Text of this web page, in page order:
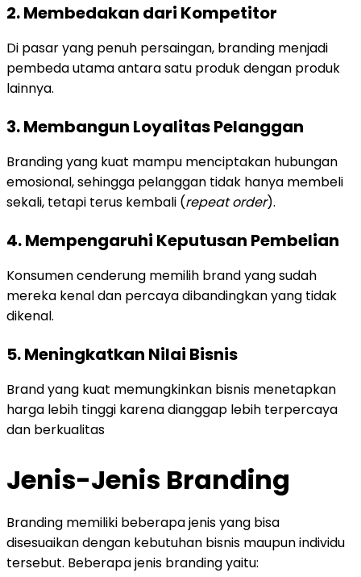
2. Membedakan dari Kompetitor
Di pasar yang penuh persaingan, branding menjadi
pembeda utama antara satu produk dengan produk
lainnya.
3. Membangun Loyalitas Pelanggan
Branding yang kuat mampu menciptakan hubungan
emosional, sehingga pelanggan tidak hanya membeli
sekali, tetapi terus kembali (repeat order).
4. Mempengaruhi Keputusan Pembelian
Konsumen cenderung memilih brand yang sudah
mereka kenal dan percaya dibandingkan yang tidak
dikenal.
5. Meningkatkan Nilai Bisnis
Brand yang kuat memungkinkan bisnis menetapkan
harga lebih tinggi karena dianggap lebih terpercaya
dan berkualitas
Jenis-Jenis Branding
Branding memiliki beberapa jenis yang bisa
disesuaikan dengan kebutuhan bisnis maupun individu
tersebut. Beberapa jenis branding yaitu: